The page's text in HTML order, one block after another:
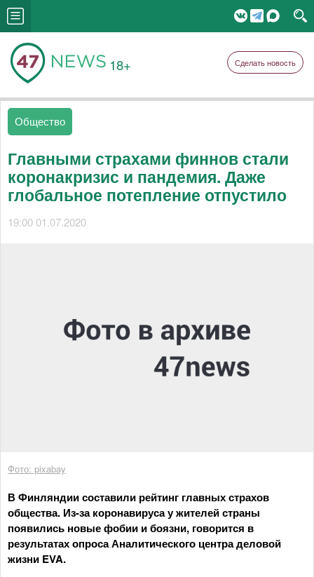
18+ Сделать новость
Общество
Главными страхами финнов стали
коронакризис и пандемия. Даже
глобальное потепление отпустило
19:00 01.07.2020
Фото: pixabay
В Финляндии составили рейтинг главных страхов
общества. Из-за коронавируса у жителей страны
появились новые фобии и боязни, говорится в
результатах опроса Аналитического центра деловой
жизни EVA.